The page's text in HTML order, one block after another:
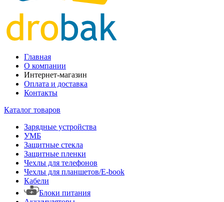
Главная
О компании
Интернет-магазин
Оплата и доставка
Контакты
Каталог товаров
Зарядные устройства
УМБ
Защитные стекла
Защитные пленки
Чехлы для телефонов
Чехлы для планшетов/E-book
Кабели
Блоки питания